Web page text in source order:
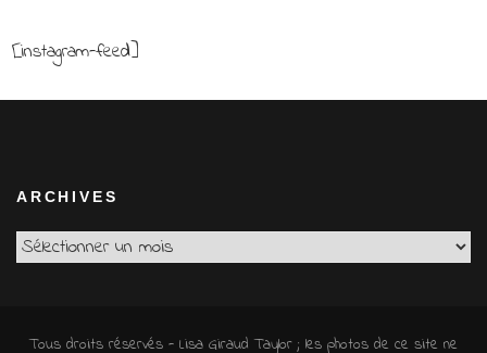
[instagram-feed]
ARCHIVES
Archives
Tous droits réservés - Lisa Giraud Taylor ; les photos de ce site ne